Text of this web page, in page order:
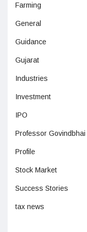
Farming
General
Guidance
Gujarat
Industries
Investment
IPO
Professor Govindbhai
Profile
Stock Market
Success Stories
tax news